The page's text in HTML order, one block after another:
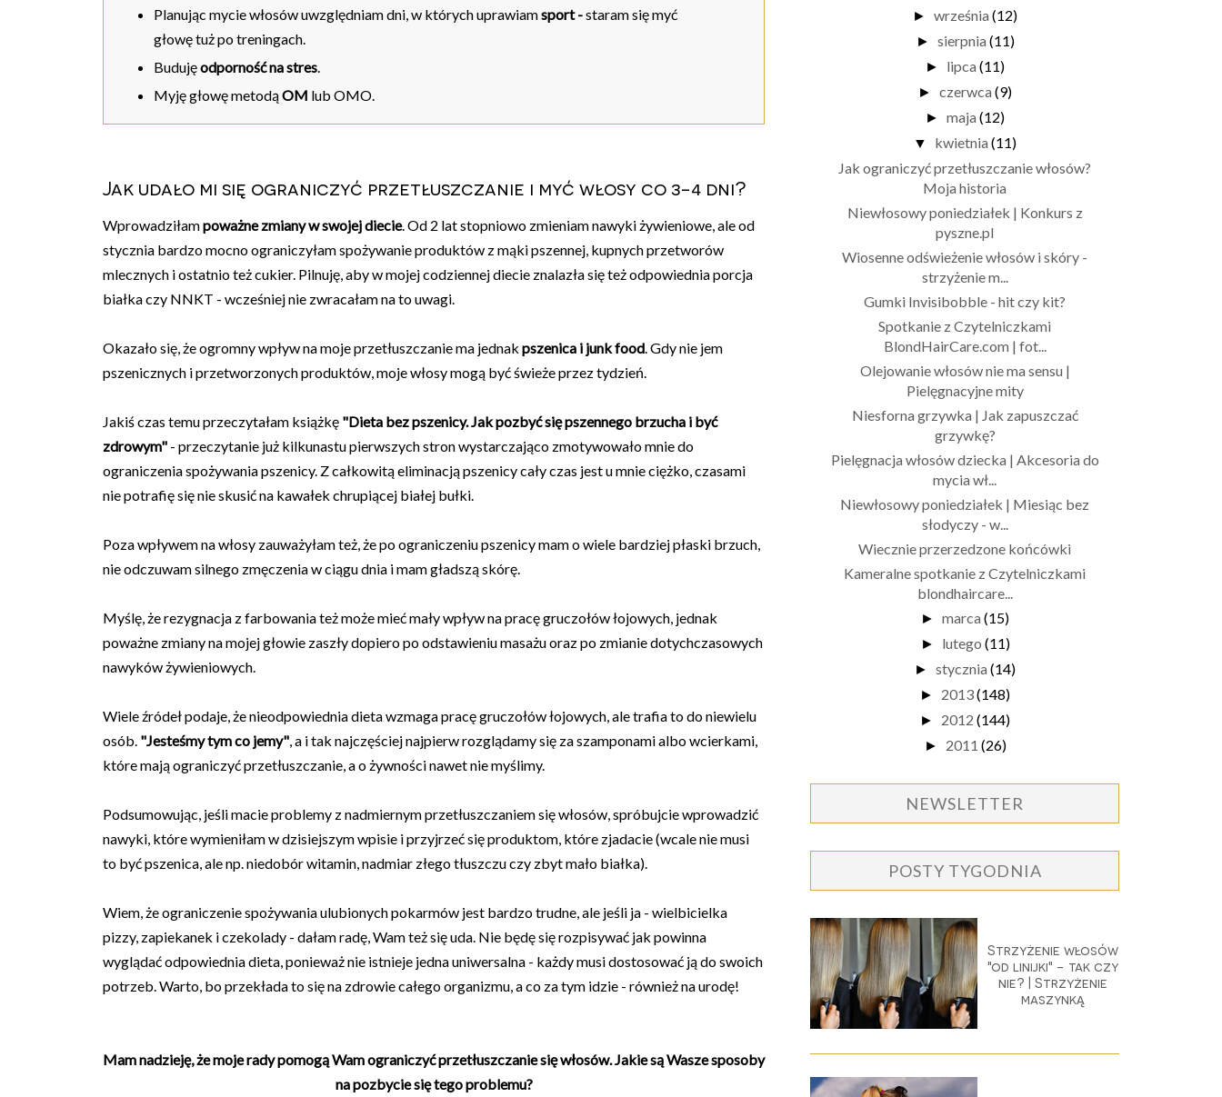
Planując mycie włosów uwzględniam dni, w którychuprawiamsport -staram sięmyć
głowę tuż po treningach.
Budujęodporność na stres.
Myję głowę metodąOM lub OMO.
Jak udało mi się ograniczyć przetłuszczanie i myć włosy co 3-4 dni?
Wprowadziłampoważne zmiany w swojej diecie. Od 2 lat stopniowo zmieniam nawyki żywieniowe, ale od
stycznia bardzo mocno ograniczyłam spożywanie produktów z mąki pszennej, kupnych przetworów
mlecznych i ostatnio też cukier. Pilnuję, aby w mojej codziennej diecie znalazła się też odpowiednia porcja
białka czy NNKT - wcześniej nie zwracałam na to uwagi.
Okazało się, że ogromny wpływ na moje przetłuszczanie ma jednak pszenica i junk food. Gdy nie jem
pszenicznych i przetworzonych produktów, moje włosy mogą być świeże przez tydzień.
Jakiś czas temu przeczytałam książkę "Dieta bez pszenicy. Jak pozbyć się pszennego brzucha i być
zdrowym" - przeczytanie już kilkunastu pierwszych stron wystarczająco zmotywowało mnie do
ograniczenia spożywania pszenicy. Z całkowitą eliminacją pszenicy cały czas jest u mnie ciężko, czasami
nie potrafię się nie skusić na kawałek chrupiącej białej bułki.
Poza wpływem na włosy zauważyłam też, że po ograniczeniu pszenicy mam o wiele bardziej płaski brzuch,
nie odczuwam silnego zmęczenia w ciągu dnia i mam gładszą skórę.
Myślę, że rezygnacja z farbowania też może mieć mały wpływ na pracę gruczołów łojowych, jednak
poważne zmiany na mojej głowie zaszły dopiero po odstawieniu masażu oraz po zmianie dotychczasowych
nawyków żywieniowych.
Wiele źródeł podaje, że nieodpowiednia dieta wzmaga pracę gruczołów łojowych, ale trafia to do niewielu
osób. "Jesteśmy tym co jemy", a i tak najczęściej najpierw rozglądamy się za szamponami albo wcierkami,
które mają ograniczyć przetłuszczanie, a o żywności nawet nie myślimy.
Podsumowując, jeśli macie problemy z nadmiernym przetłuszczaniem się włosów, spróbujcie wprowadzić
nawyki, które wymieniłam w dzisiejszym wpisie i przyjrzeć się produktom, które zjadacie (wcale nie musi
to być pszenica, ale np. niedobór witamin, nadmiar złego tłuszczu czy zbyt mało białka).
Wiem, że ograniczenie spożywania ulubionych pokarmów jest bardzo trudne, ale jeśli ja - wielbicielka
pizzy, zapiekanek i czekolady - dałam radę, Wam też się uda. Nie będę się rozpisywać jak powinna
wyglądać odpowiednia dieta, ponieważ nie istnieje jedna uniwersalna - każdy musi dostosować ją do swoich
potrzeb. Warto, bo przekłada to się na zdrowie całego organizmu, a co za tym idzie - również na urodę!
Mam nadzieję, że moje rady pomogą Wam ograniczyć przetłuszczanie się włosów. Jakie są Wasze sposoby
na pozbycie się tego problemu?
► września (12)
► sierpnia (11)
► lipca (11)
► czerwca (9)
► maja (12)
▼ kwietnia (11)
Jak ograniczyć przetłuszczanie włosów?
Moja historia
Niewłosowy poniedziałek | Konkurs z
pyszne.pl
Wiosenne odświeżenie włosów i skóry -
strzyżenie m...
Gumki Invisibobble - hit czy kit?
Spotkanie z Czytelniczkami
BlondHairCare.com | fot...
Olejowanie włosów nie ma sensu |
Pielęgnacyjne mity
Niesforna grzywka | Jak zapuszczać
grzywkę?
Pielęgnacja włosów dziecka | Akcesoria do
mycia wł...
Niewłosowy poniedziałek | Miesiąc bez
słodyczy - w...
Wiecznie przerzedzone końcówki
Kameralne spotkanie z Czytelniczkami
blondhaircare...
► marca (15)
► lutego (11)
► stycznia (14)
► 2013(148)
► 2012 (144)
► 2011 (26)
NEWSLETTER
POSTY TYGODNIA
Strzyżenie włosów
"od linijki" - tak czy
nie? | Strzyżenie
maszynką